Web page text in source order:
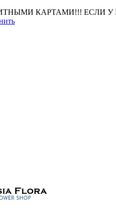
КАРТАМИ!!! ЕСЛИ У